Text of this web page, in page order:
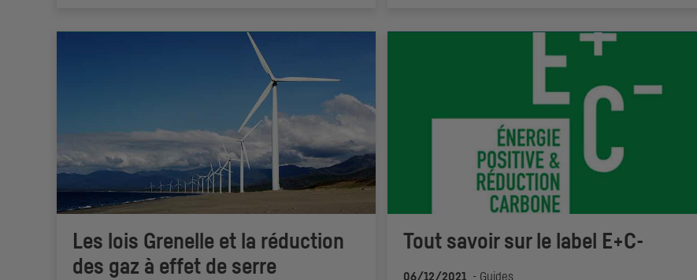
Les lois Grenelle et la réduction
des gaz à effet de serre
Tout savoir sur le label E+C-
06/12/2021 - Guides